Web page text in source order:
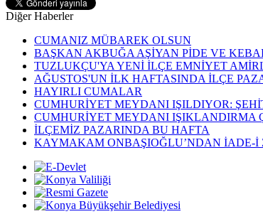
Diğer Haberler
CUMANIZ MÜBAREK OLSUN
BAŞKAN AKBUĞA AŞİYAN PİDE VE
TUZLUKÇU'YA YENİ İLÇE EMNİYET
AĞUSTOS'UN İLK HAFTASINDA İLÇE
HAYIRLI CUMALAR
CUMHURİYET MEYDANI IŞILDIYOR:
CUMHURİYET MEYDANI IŞIKLANDIRMA
İLÇEMİZ PAZARINDA BU HAFTA
KAYMAKAM ONBAŞIOĞLU’NDAN İADE-İ